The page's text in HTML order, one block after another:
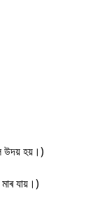
উদয় হয়।)
যায়।)